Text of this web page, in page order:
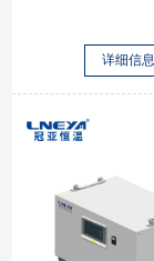
详细信息